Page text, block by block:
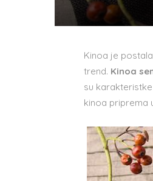
Kinoa je
trend. Kinoa
su
kinoa priprema